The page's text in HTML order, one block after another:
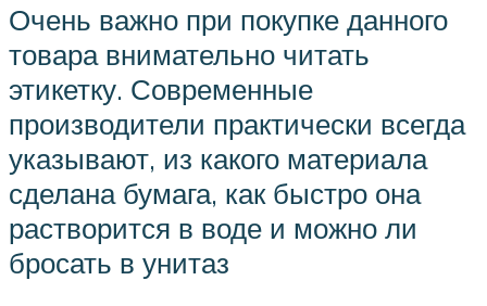
Очень важно при покупке данного
товара внимательно читать
этикетку. Современные
производители практически всегда
указывают, из какого материала
сделана бумага, как быстро она
растворится в воде и можно ли
бросать в унитаз